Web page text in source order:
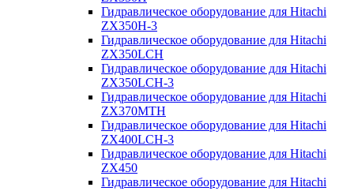
Гидравлическое оборудование для Hitachi
ZX350H-3
Гидравлическое оборудование для Hitachi
ZX350LCH
Гидравлическое оборудование для Hitachi
ZX350LCH-3
Гидравлическое оборудование для Hitachi
ZX370MTH
Гидравлическое оборудование для Hitachi
ZX400LCH-3
Гидравлическое оборудование для Hitachi
ZX450
Гидравлическое оборудование для Hitachi